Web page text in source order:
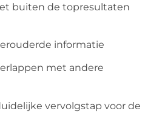
buiten de topresultaten
informatie
met andere
vervolgstap voor de